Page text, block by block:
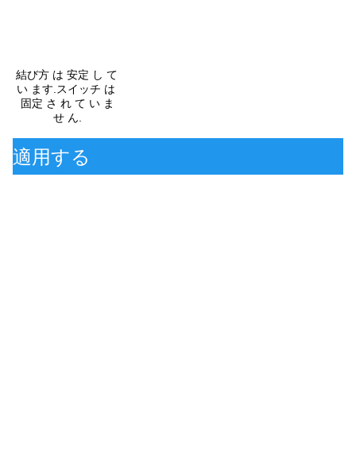
結び方 は 安定 し て
い ます.スイッチ は
固定 さ れ て い ま
せ ん.
適用する